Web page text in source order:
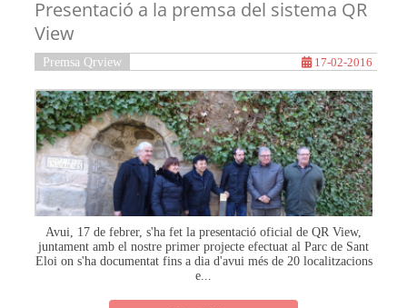
Presentació a la premsa del sistema QR
View
Premsa Qrview 17-02-2016
Avui, 17 de febrer, s'ha fet la presentació oficial de QR View,
juntament amb el nostre primer projecte efectuat al Parc de Sant
Eloi on s'ha documentat fins a dia d'avui més de 20 localitzacions
e...